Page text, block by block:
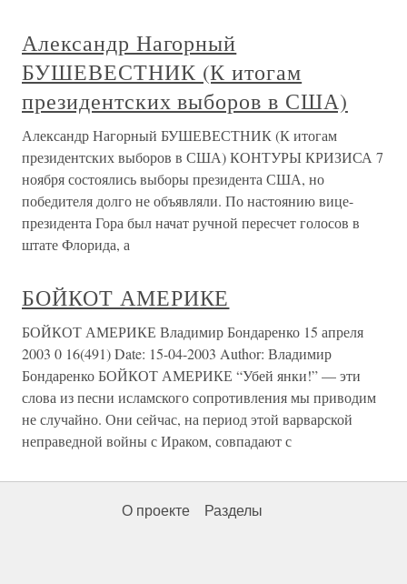
Александр Нагорный
БУШЕВЕСТНИК (К итогам
президентских выборов в США)
Александр Нагорный БУШЕВЕСТНИК (К итогам
президентских выборов в США) КОНТУРЫ КРИЗИСА 7
ноября состоялись выборы президента США, но
победителя долго не объявляли. По настоянию вице-
президента Гора был начат ручной пересчет голосов в
штате Флорида, а
БОЙКОТ АМЕРИКЕ
БОЙКОТ АМЕРИКЕ Владимир Бондаренко 15 апреля
2003 0 16(491) Date: 15-04-2003 Author: Владимир
Бондаренко БОЙКОТ АМЕРИКЕ “Убей янки!” — эти
слова из песни исламского сопротивления мы приводим
не случайно. Они сейчас, на период этой варварской
неправедной войны с Ираком, совпадают с
О проекте Разделы